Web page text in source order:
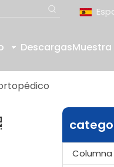
DescargasMuestra